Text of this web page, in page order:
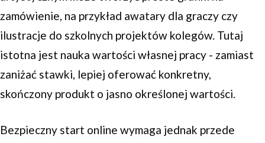
zamówienie, na przykład awatary dla graczy czy
ilustracje do szkolnych projektów kolegów. Tutaj
istotna jest nauka wartości własnej pracy - zamiast
zaniżać stawki, lepiej oferować konkretny,
skończony produkt o jasno określonej wartości.
Bezpieczny start online wymaga jednak przede